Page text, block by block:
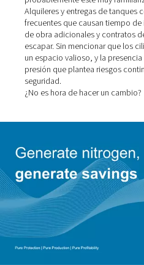
Tome el
suministro
¿Su empresa tiene un
Alquileres y entregas de
de obra adicionales y
escapar. Sin mencionar
un espacio valioso, y la
presión que plantea
seguridad.
¿No es hora de hacer un